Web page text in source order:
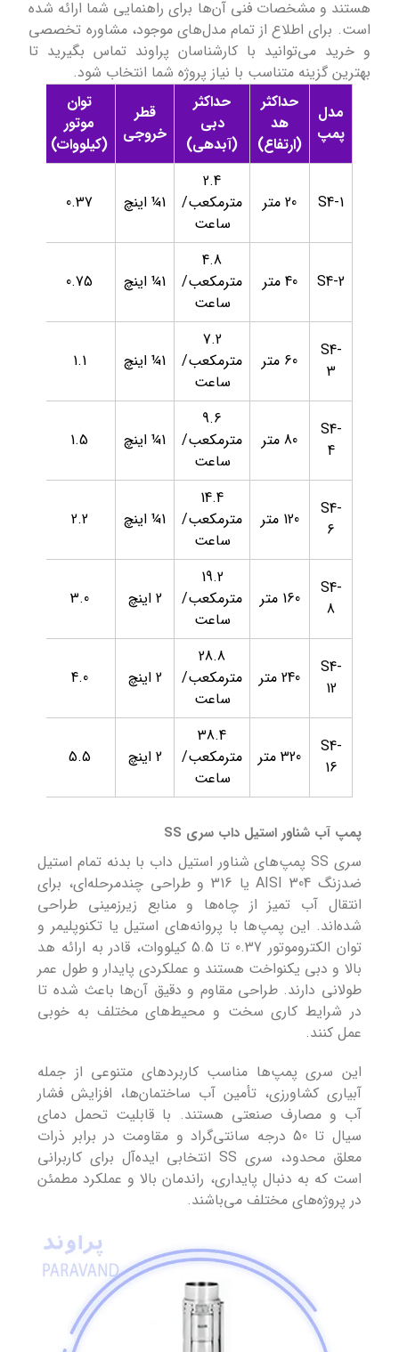
هستند و مشخصات فنی آن‌ها برای راهنمایی شما ارائه شده
است. برای اطلاع از تمام مدل‌های موجود، مشاوره تخصصی
و خرید می‌توانید با کارشناسان پراوند تماس بگیرید تا
بهترین گزینه متناسب با نیاز پروژه شما انتخاب شود.
مدل
پمپ
حداکثر
هد
(ارتفاع)
حداکثر
دبی
(آبدهی)
قطر
خروجی
توان
موتور
(کیلووات)
S4-1 20 متر
2.4
مترمکعب/
ساعت
1¼ اینچ 0.37
S4-2 40 متر
4.8
مترمکعب/
ساعت
1¼ اینچ 0.75
S4-
3
60 متر
7.2
مترمکعب/
ساعت
1¼ اینچ 1.1
S4-
4
80 متر
9.6
مترمکعب/
ساعت
1¼ اینچ 1.5
S4-
6
120 متر
14.4
مترمکعب/
ساعت
1¼ اینچ 2.2
S4-
8
160 متر
19.2
مترمکعب/
ساعت
2 اینچ 3.0
S4-
12
240 متر
28.8
مترمکعب/
ساعت
2 اینچ 4.0
S4-
16
320 متر
38.4
مترمکعب/
ساعت
2 اینچ 5.5
پمپ آب شناور استیل داب سری SS
سری SS پمپ‌های شناور استیل داب با بدنه تمام استیل
ضدزنگ AISI 304 یا 316 و طراحی چندمرحله‌ای، برای
انتقال آب تمیز از چاه‌ها و منابع زیرزمینی طراحی
شده‌اند. این پمپ‌ها با پروانه‌های استیل یا تکنوپلیمر و
توان الکتروموتور 0.37 تا 5.5 کیلووات، قادر به ارائه هد
بالا و دبی یکنواخت هستند و عملکردی پایدار و طول عمر
طولانی دارند. طراحی مقاوم و دقیق آن‌ها باعث شده تا
در شرایط کاری سخت و محیط‌های مختلف به خوبی
عمل کنند.
این سری پمپ‌ها مناسب کاربردهای متنوعی از جمله
آبیاری کشاورزی، تأمین آب ساختمان‌ها، افزایش فشار
آب و مصارف صنعتی هستند. با قابلیت تحمل دمای
سیال تا 50 درجه سانتی‌گراد و مقاومت در برابر ذرات
معلق محدود، سری SS انتخابی ایده‌آل برای کاربرانی
است که به دنبال پایداری، راندمان بالا و عملکرد مطمئن
در پروژه‌های مختلف می‌باشند.